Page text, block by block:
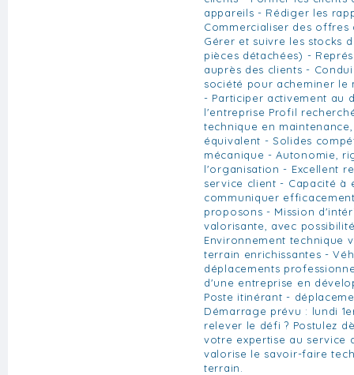
appareils - Rédiger les
Commercialiser des offres
Gérer et suivre les stocks
pièces détachées) -
auprès des clients -
société pour acheminer le
- Participer activement au
l'entreprise Profil
technique en
équivalent - Solides
mécanique - Autonomie,
l'organisation - Excellent
service client - Capacité à
communiquer
proposons - Mission
valorisante, avec
Environnement technique
terrain enrichissantes -
déplacements
d'une entreprise en
Poste itinérant -
Démarrage prévu : lundi
relever le défi ? Postulez
votre expertise au service
valorise le savoir-faire
terrain.